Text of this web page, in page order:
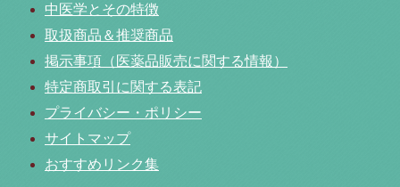
中医学とその特徴
取扱商品＆推奨商品
掲示事項（医薬品販売に関する情報）
特定商取引に関する表記
プライバシー・ポリシー
サイトマップ
おすすめリンク集